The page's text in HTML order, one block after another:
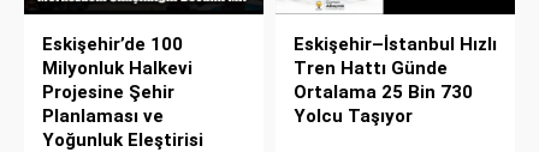
Eskişehir’de 100
Milyonluk Halkevi
Projesine Şehir
Planlaması ve
Yoğunluk Eleştirisi
Eskişehir–İstanbul Hızlı
Tren Hattı Günde
Ortalama 25 Bin 730
Yolcu Taşıyor